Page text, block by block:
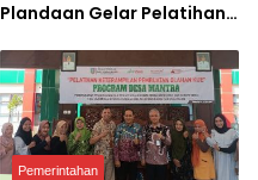
Plandaan Gelar Pelatihan
Pemerintahan